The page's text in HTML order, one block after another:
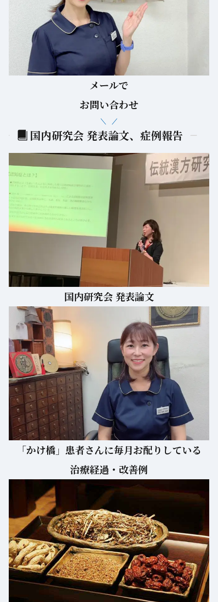
メールで
お問い合わせ
国内研究会 発表論文、症例報告
国内研究会 発表論文
「かけ橋」患者さんに毎月お配りしている
治療経過・改善例